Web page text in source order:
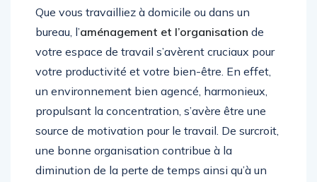
Que vous travailliez à domicile ou dans un
bureau, l’aménagement et l’organisation de
votre espace de travail s’avèrent cruciaux pour
votre productivité et votre bien-être. En effet,
un environnement bien agencé, harmonieux,
propulsant la concentration, s’avère être une
source de motivation pour le travail. De surcroit,
une bonne organisation contribue à la
diminution de la perte de temps ainsi qu’à un